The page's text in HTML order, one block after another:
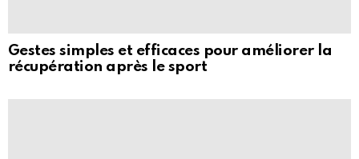
Gestes simples et efficaces pour améliorer la
récupération après le sport